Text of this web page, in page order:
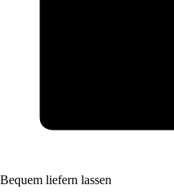
Bequem liefern lassen